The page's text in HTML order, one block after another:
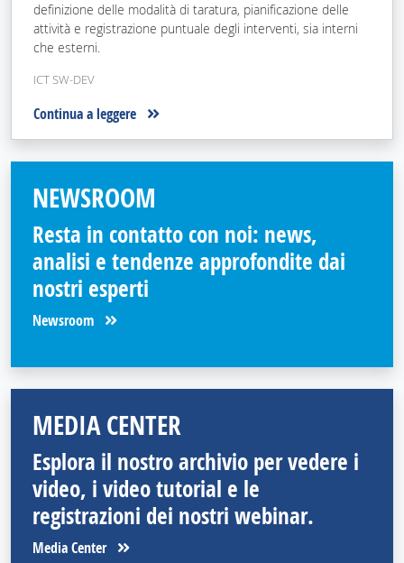
definizione delle modalità di taratura, pianificazione delle
attività e registrazione puntuale degli interventi, sia interni
che esterni.
ICT SW-DEV
Continua a leggere
NEWSROOM
Resta in contatto con noi: news,
analisi e tendenze approfondite dai
nostri esperti
Newsroom
MEDIA CENTER
Esplora il nostro archivio per vedere i
video, i video tutorial e le
registrazioni dei nostri webinar.
Media Center